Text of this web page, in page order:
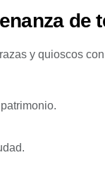
de
y quioscos